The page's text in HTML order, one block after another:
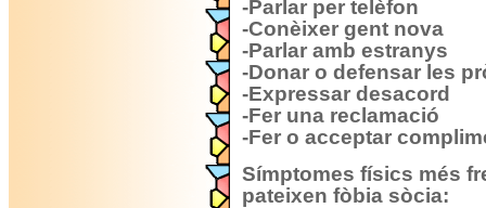
-Parlar per telèfon
-Conèixer gent nova
-Parlar amb estranys
-Donar o defensar les
-Expressar desacord
-Fer una reclamació
-Fer o acceptar
Símptomes físics més
pateixen fòbia sòcia: